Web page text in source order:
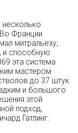
несколько
Франции
митральезу,
и способную
эта система
мастером
до 37 штук.
и большого
этой
подход,
Гатлинг.